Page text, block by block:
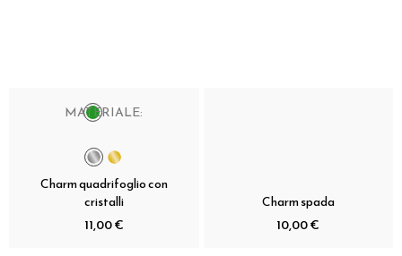
MATERIALE:
Charm quadrifoglio con
cristalli
11,00 €
Charm spada
10,00 €